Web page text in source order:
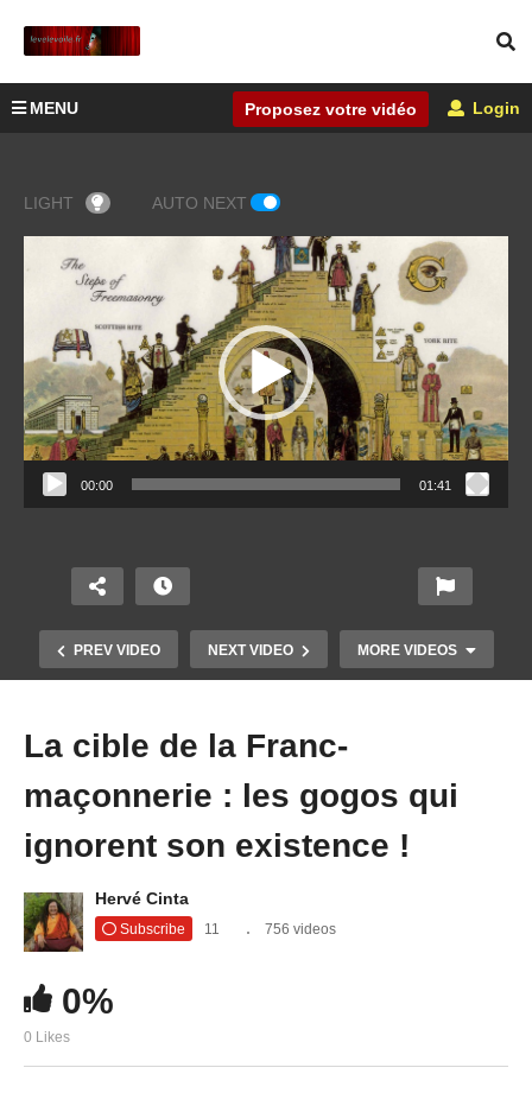
MENU Proposez votre vidéo Login
LIGHT AUTO NEXT
00:00 01:41
PREV VIDEO NEXT VIDEO MORE VIDEOS
Dylan Farrow relance contre son père ses actes
d’accusation d’agression sexuelle à l’âge de 7
ans
La cible de la Franc-
maçonnerie : les gogos qui
ignorent son existence !
Hervé Cinta
Subscribe 11 756 videos
0%
0 Likes